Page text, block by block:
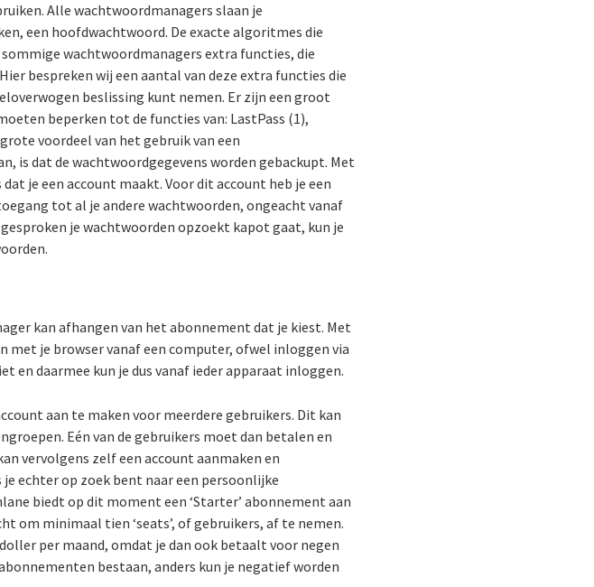
Alle wachtwoordmanagers slaan je
een hoofdwachtwoord. De exacte algoritmes die
wachtwoordmanagers extra functies, die
bespreken wij een aantal van deze extra functies die
beslissing kunt nemen. Er zijn een groot
beperken tot de functies van: LastPass (1),
voordeel van het gebruik van een
is dat de wachtwoordgegevens worden gebackupt. Met
je een account maakt. Voor dit account heb je een
tot al je andere wachtwoorden, ongeacht vanaf
je wachtwoorden opzoekt kapot gaat, kun je
kan afhangen van het abonnement dat je kiest. Met
met je browser vanaf een computer, ofwel inloggen via
en daarmee kun je dus vanaf ieder apparaat inloggen.
aan te maken voor meerdere gebruikers. Dit kan
Eén van de gebruikers moet dan betalen en
vervolgens zelf een account aanmaken en
echter op zoek bent naar een persoonlijke
biedt op dit moment een ‘Starter’ abonnement aan
om minimaal tien ‘seats’, of gebruikers, af te nemen.
per maand, omdat je dan ook betaalt voor negen
bestaan, anders kun je negatief worden